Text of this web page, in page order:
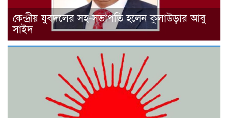
কেন্দ্রীয় যুবদলের সহ-সভাপতি হলেন কুলাউড়ার আবু
সাইদ